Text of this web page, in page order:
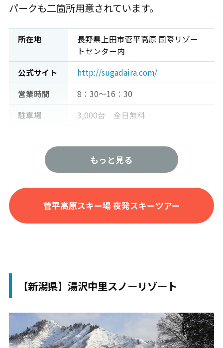
パークも二箇所用意されています。
所在地
長野県上田市菅平高原 国際リゾー
トセンター内
公式サイト
http://sugadaira.com/
営業時間
8：30～16：30
駐車場
3,000台 全日無料
最長コース
2,200m
初級：20% 中級：60% 上級：2
0%
もっと見る
菅平高原スキー場 夜発スキーツアー
【新潟県】湯沢中里スノーリゾート